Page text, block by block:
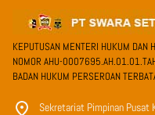
KEPUTUSAN MENTERI HUKUM DAN
NOMOR AHU-
BADAN HUKUM PERSEROAN
Sekretariat Pimpinan Pusat